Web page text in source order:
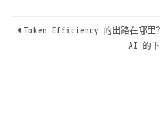
Token Efficiency 的出路在哪里？
AI 的下